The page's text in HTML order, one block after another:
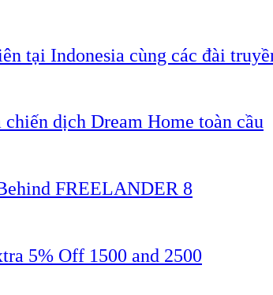
tại Indonesia cùng các đài
dịch Dream Home toàn cầu
FREELANDER 8
5% Off 1500 and 2500